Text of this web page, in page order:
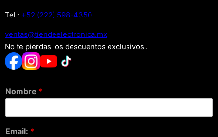
Tel.: +52 (222) 598-4350
xm.acinortceleedneit@satnev
No te pierdas los descuentos exclusivos .
Nombre *
Email: *